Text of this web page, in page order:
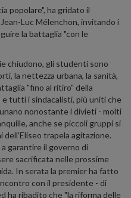
popolare", ha gridato il
Luc Mélenchon, invitando i
la battaglia "con le
chiudono, gli studenti sono
la nettezza urbana, la sanità,
"fino al ritiro" della
tutti i sindacalisti, più uniti che
nonostante i divieti - molti
anche se piccoli gruppi si
dell'Eliseo trapela agitazione.
garantire il governo di
sacrificata nelle prossime
In serata la premier ha fatto
con il presidente - di
ha ribadito che "la riforma delle